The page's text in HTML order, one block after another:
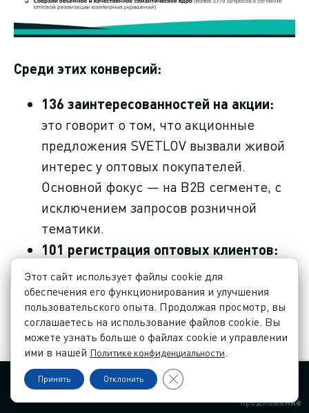
Среди этих конверсий:
136 заинтересованностей на акции:
это говорит о том, что акционные
предложения SVETLOV вызвали живой
интерес у оптовых покупателей.
Основной фокус — на В2В сегменте, с
исключением запросов розничной
тематики.
101 регистрация оптовых клиентов:
это самый ценный результат! 101 новый
оптовый клиент, зарегистрированный
на сайте SVETLOV — это уже не просто
интересные, а реальные партнеры,
готовые к сотрудничеству и
осуществлению оптовых закупок.
Стабильный поток целевых действий
Контакты Язык Заказать звонок
предложение
Этот сайт использует файлы cookie для
обеспечения его функционирования и улучшения
пользовательского опыта. Продолжая просмотр, вы
соглашаетесь на использование файлов cookie. Вы
можете узнать больше о файлах cookie и управлении
ими в нашей Политике конфиденциальности.
Принять Отклонить Закрыть баннер cookie GDPR